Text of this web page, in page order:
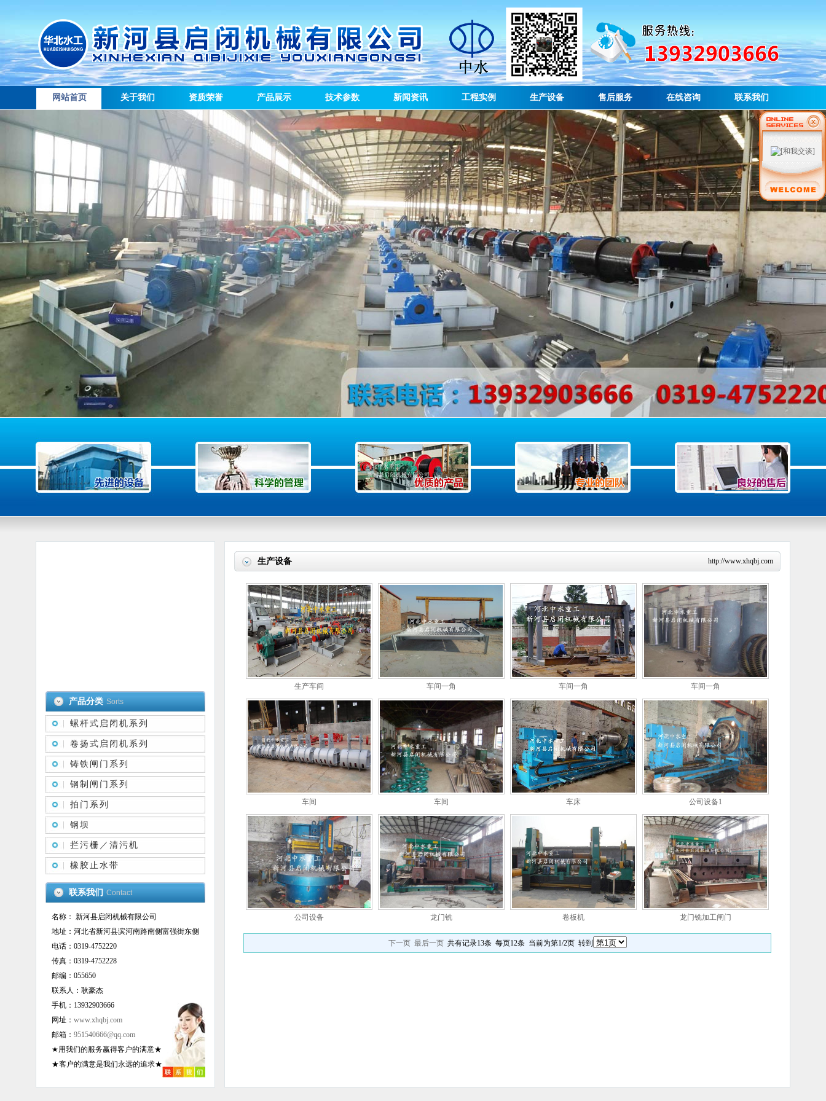
网站首页 关于我们 资质荣誉 产品展示 技术参数 新闻资讯 工程实例 生产设备 售后服务 在线咨询 联系我们
产品分类 Sorts
螺杆式启闭机系列
卷扬式启闭机系列
铸铁闸门系列
钢制闸门系列
拍门系列
钢坝
拦污栅／清污机
橡胶止水带
联系我们 Contact
名称： 新河县启闭机械有限公司
地址：河北省新河县滨河南路南侧富强街东侧
电话：0319-4752220
传真：0319-4752228
邮编：055650
联系人：耿豪杰
手机：13932903666
网址： www.xhqbj.com
邮箱： 951540666@qq.com
★用我们的服务赢得客户的满意★
★客户的满意是我们永远的追求★
生产设备 http://www.xhqbj.com
生产车间 车间一角 车间一角 车间一角
车间 车间 车床 公司设备1
公司设备 龙门铣 卷板机 龙门铣加工闸门
下一页 最后一页共有记录13条 每页12条 当前为第1/2页 转到